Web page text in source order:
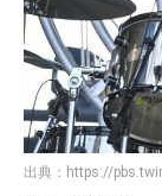
出典： https://